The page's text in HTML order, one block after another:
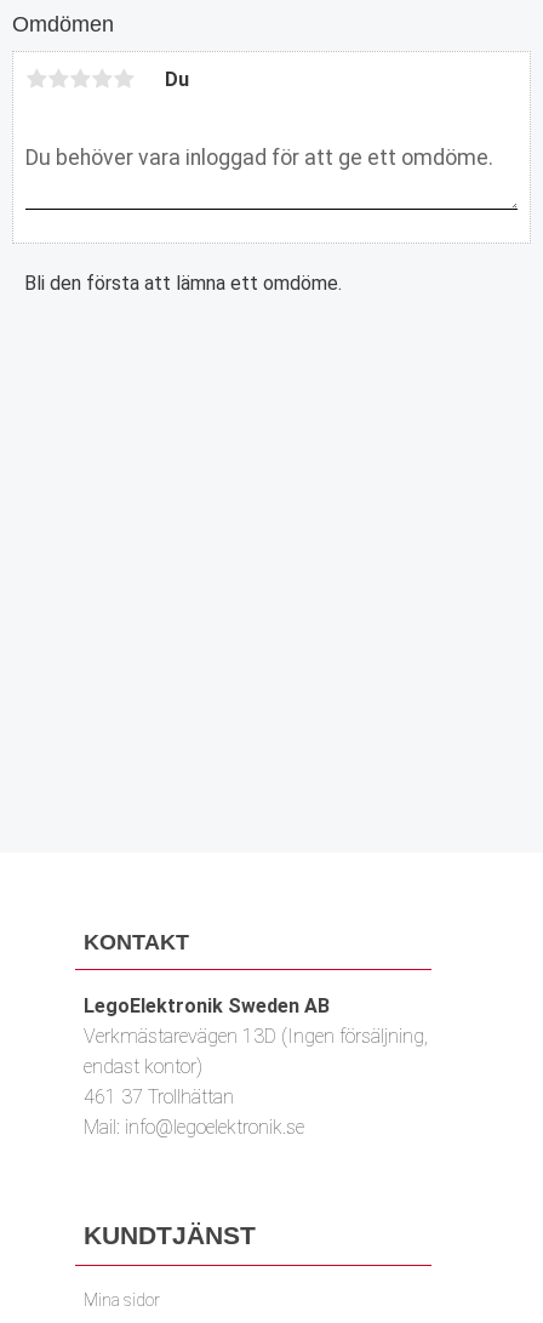
Omdömen
Du
Bli den första att lämna ett omdöme.
KONTAKT
LegoElektronik Sweden AB
Verkmästarevägen 13D (Ingen försäljning,
endast kontor)
461 37 Trollhättan
Mail: info@legoelektronik.se
KUNDTJÄNST
Mina sidor